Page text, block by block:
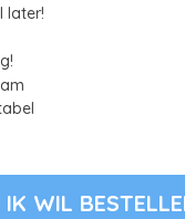
later!
IK WIL